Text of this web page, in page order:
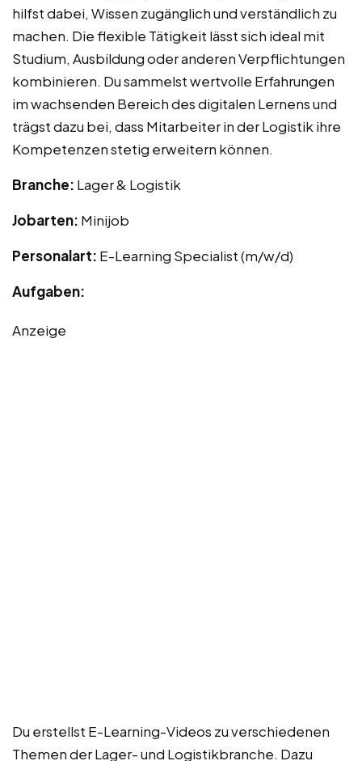
hilfst dabei, Wissen zugänglich und verständlich zu
machen. Die flexible Tätigkeit lässt sich ideal mit
Studium, Ausbildung oder anderen Verpflichtungen
kombinieren. Du sammelst wertvolle Erfahrungen
im wachsenden Bereich des digitalen Lernens und
trägst dazu bei, dass Mitarbeiter in der Logistik ihre
Kompetenzen stetig erweitern können.
Branche: Lager & Logistik
Jobarten: Minijob
Personalart: E-Learning Specialist (m/w/d)
Aufgaben:
Anzeige
Du erstellst E-Learning-Videos zu verschiedenen
Themen der Lager- und Logistikbranche. Dazu